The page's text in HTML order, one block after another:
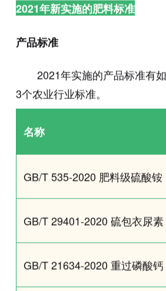
2021年新实施的肥料标准
产品标准
2021年实施的产品标准有
3个农业行业标准。
名称
GB/T 535-2020 肥料级硫酸铵
GB/T 29401-2020 硫包衣尿素
GB/T 21634-2020 重过磷酸钙